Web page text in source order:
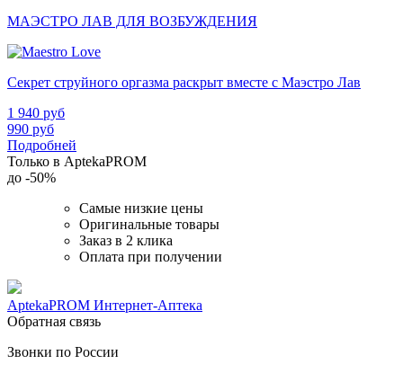
МАЭСТРО ЛАВ ДЛЯ ВОЗБУЖДЕНИЯ
Секрет струйного оргазма раскрыт вместе с Маэстро Лав
1 940 руб
990 руб
Подробней
Только в AptekaPROM
до -50%
Самые низкие цены
Оригинальные товары
Заказ в 2 клика
Оплата при получении
AptekaPROM Интернет-Аптека
Обратная связь
Звонки по России